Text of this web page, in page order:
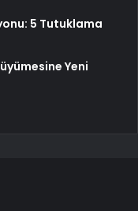
5 Tutuklama
Yeni